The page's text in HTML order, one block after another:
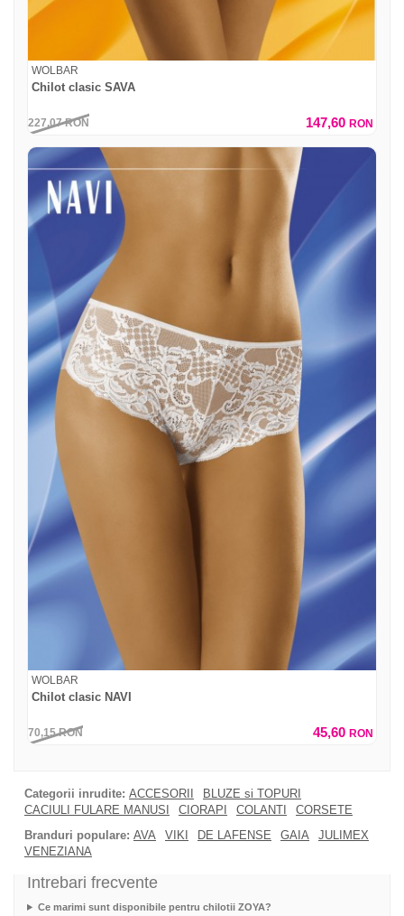
WOLBAR
Chilot clasic SAVA
227,07RON 147,60 RON
WOLBAR
Chilot clasic NAVI
70,15RON 45,60 RON
Categorii inrudite: ACCESORII
BLUZE si TOPURI
CACIULI FULARE MANUSI
CIORAPI COLANTI
CORSETE
Branduri populare: AVA VIKI DE LAFENSE GAIA
JULIMEX
VENEZIANA
Intrebari frecvente
Ce marimi sunt disponibile pentru chilotii ZOYA?